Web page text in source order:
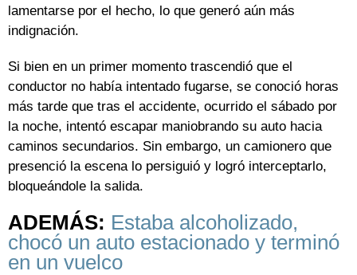
lamentarse por el hecho, lo que generó aún más
indignación.
Si bien en un primer momento trascendió que el
conductor no había intentado fugarse, se conoció horas
más tarde que tras el accidente, ocurrido el sábado por
la noche, intentó escapar maniobrando su auto hacia
caminos secundarios. Sin embargo, un camionero que
presenció la escena lo persiguió y logró interceptarlo,
bloqueándole la salida.
ADEMÁS: Estaba alcoholizado,
chocó un auto estacionado y terminó
en un vuelco